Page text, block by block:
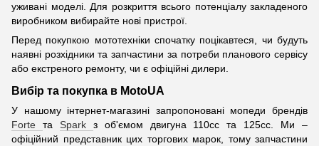
уживані моделі. Для розкриття всього потенціалу закладеного
виробником вибирайте нові пристрої.
Перед покупкою мототехніки спочатку поцікавтеся, чи будуть
наявні розхідники та запчастини за потреби планового сервісу
або екстреного ремонту, чи є офіційні дилери.
Вибір та покупка в MotoUA
У нашому інтернет-магазині запропоновані мопеди брендів
Forte та Spark з об'ємом двигуна 110сс та 125сс. Ми –
офіційний представник цих торгових марок, тому запчастини